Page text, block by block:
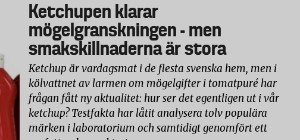
Ketchupen klarar
mögelgranskningen - men
smakskillnaderna är stora
Ketchup är vardagsmat i de flesta svenska hem, men i
kölvattnet av larmen om mögelgifter i tomatpuré har
frågan fått ny aktualitet: hur ser det egentligen ut i vår
ketchup? Testfakta har låtit analysera tolv populära
märken i laboratorium och samtidigt genomfört ett